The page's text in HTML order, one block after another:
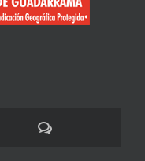
Comentarios